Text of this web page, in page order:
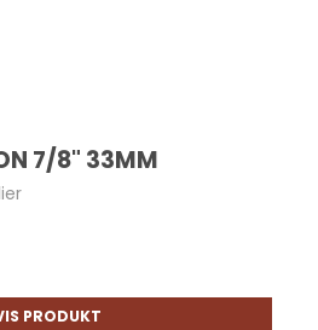
7/8" 33MM
PRODUKT